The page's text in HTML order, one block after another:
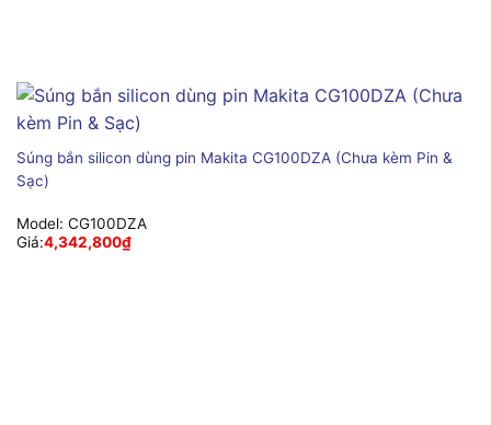
Súng bắn silicon dùng pin Makita CG100DZA (Chưa kèm Pin &
Sạc)
Model: CG100DZA
Giá:4,342,800₫